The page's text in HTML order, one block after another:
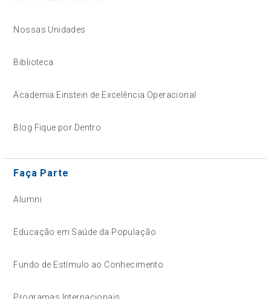
Nossas Unidades
Biblioteca
Academia Einstein de Excelência Operacional
Blog Fique por Dentro
Faça Parte
Alumni
Educação em Saúde da População
Fundo de Estímulo ao Conhecimento